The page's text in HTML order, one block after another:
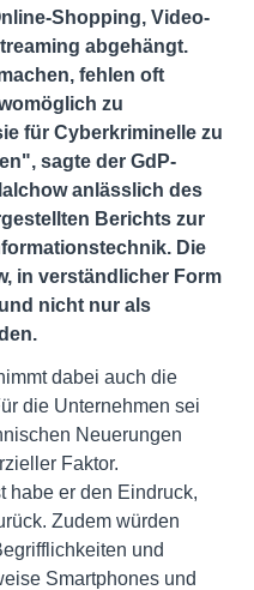
Shopping, Video-
abgehängt.
fehlen oft
zu
für Cyberkriminelle zu
sagte der GdP-
anlässlich des
Berichts zur
Die
in verständlicher Form
nicht nur als
dabei auch die
die Unternehmen sei
Neuerungen
Faktor.
habe er den Eindruck,
Zudem würden
und
Smartphones und